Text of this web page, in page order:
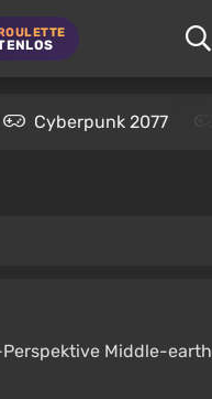
Cyberpunk 2077
Middle-